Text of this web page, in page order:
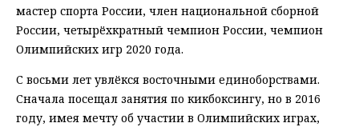
мастер спорта России, член национальной сборной
России, четырёхкратный чемпион России, чемпион
Олимпийских игр 2020 года.
С восьми лет увлёкся восточными единоборствами.
Сначала посещал занятия по кикбоксингу, но в 2016
году, имея мечту об участии в Олимпийских играх,